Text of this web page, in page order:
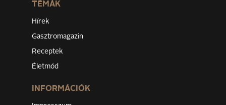
TÉMÁK
Hírek
Gasztromagazin
Receptek
Életmód
INFORMÁCIÓK